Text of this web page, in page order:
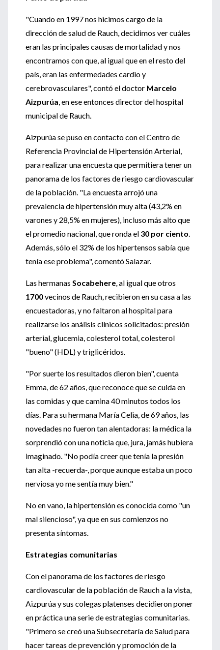
"Cuando en 1997 nos hicimos cargo de la
dirección de salud de Rauch, decidimos ver cuáles
eran las principales causas de mortalidad y nos
encontramos con que, al igual que en el resto del
país, eran las enfermedades cardio y
cerebrovasculares", contó el doctor Marcelo
Aizpurúa, en ese entonces director del hospital
municipal de Rauch.
Aizpurúa se puso en contacto con el Centro de
Referencia Provincial de Hipertensión Arterial,
para realizar una encuesta que permitiera tener un
panorama de los factores de riesgo cardiovascular
de la población. "La encuesta arrojó una
prevalencia de hipertensión muy alta (43,2% en
varones y 28,5% en mujeres), incluso más alto que
el promedio nacional, que ronda el 30 por ciento.
Además, sólo el 32% de los hipertensos sabía que
tenía ese problema", comentó Salazar.
Las hermanas Socabehere, al igual que otros
1700vecinos de Rauch, recibieron en su casa a las
encuestadoras, y no faltaron al hospital para
realizarse los análisis clínicos solicitados: presión
arterial, glucemia, colesterol total, colesterol
"bueno" (HDL) y triglicéridos.
"Por suerte los resultados dieron bien", cuenta
Emma, de 62 años, que reconoce que se cuida en
las comidas y que camina 40 minutos todos los
días. Para su hermana María Celia, de 69 años, las
novedades no fueron tan alentadoras: la médica la
sorprendió con una noticia que, jura, jamás hubiera
imaginado. "No podía creer que tenía la presión
tan alta -recuerda-, porque aunque estaba un poco
nerviosa yo me sentía muy bien."
No en vano, la hipertensión es conocida como "un
mal silencioso", ya que en sus comienzos no
presenta síntomas.
Estrategias comunitarias
Con el panorama de los factores de riesgo
cardiovascular de la población de Rauch a la vista,
Aizpurúa y sus colegas platenses decidieron poner
en práctica una serie de estrategias comunitarias.
"Primero se creó una Subsecretaría de Salud para
hacer tareas de prevención y promoción de la